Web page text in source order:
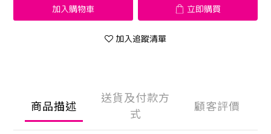
加入購物車 立即購買
加入追蹤清單
商品描述
送貨及付款方
式
顧客評價